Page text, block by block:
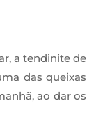
a tendinite de
das queixas
ao dar os